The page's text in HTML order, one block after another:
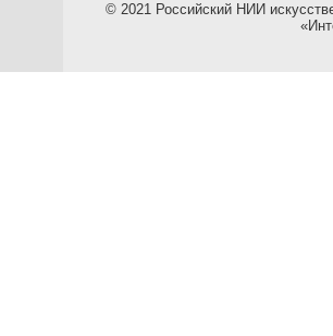
© 2021 Российский НИИ